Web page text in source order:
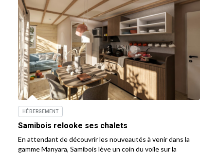
HÉBERGEMENT
Samibois relooke ses chalets
En attendant de découvrir les nouveautés à venir dans la
gamme Manyara, Samibois lève un coin du voile sur la